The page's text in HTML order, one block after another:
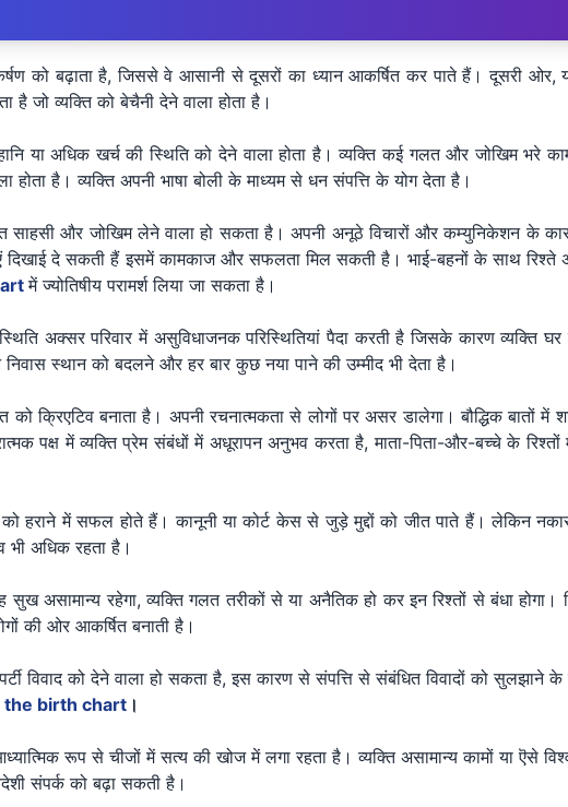
को बढ़ाता है, जिससे वे आसानी से दूसरों का ध्यान आकर्षित कर पाते हैं। दूसरी ओर,
है जो व्यक्ति को बेचैनी देने वाला होता है।
या अधिक खर्च की स्थिति को देने वाला होता है। व्यक्ति कई गलत और जोखिम भरे
है। व्यक्ति अपनी भाषा बोली के माध्यम से धन संपत्ति के योग देता है।
साहसी और जोखिम लेने वाला हो सकता है। अपनी अनूठे विचारों और कम्युनिकेशन के
दिखाई दे सकती हैं इसमें कामकाज और सफलता मिल सकती है। भाई-बहनों के साथ रिश्ते
में ज्योतिषीय परामर्श लिया जा सकता है।
अक्सर परिवार में असुविधाजनक परिस्थितियां पैदा करती है जिसके कारण व्यक्ति
स्थान को बदलने और हर बार कुछ नया पाने की उम्मीद भी देता है।
को क्रिएटिव बनाता है। अपनी रचनात्मकता से लोगों पर असर डालेगा। बौद्धिक बातों
पक्ष में व्यक्ति प्रेम संबंधों में अधूरापन अनुभव करता है, माता-पिता-और-बच्चे के रिश्तों
हराने में सफल होते हैं। कानूनी या कोर्ट केस से जुड़े मुद्दों को जीत पाते हैं। लेकिन
भी अधिक रहता है।
सुख असामान्य रहेगा, व्यक्ति गलत तरीकों से या अनैतिक हो कर इन रिश्तों से बंधा होगा।
की ओर आकर्षित बनाती है।
विवाद को देने वाला हो सकता है, इस कारण से संपत्ति से संबंधित विवादों को सुलझाने के
birth chart ।
रूप से चीजों में सत्य की खोज में लगा रहता है। व्यक्ति असामान्य कामों या ऎसे
संपर्क को बढ़ा सकती है।